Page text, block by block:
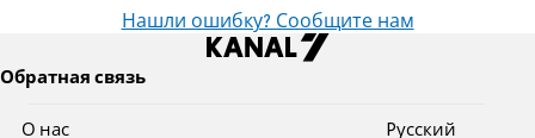
Нашли ошибку? Сообщите нам
Обратная связь
О нас
Pусский